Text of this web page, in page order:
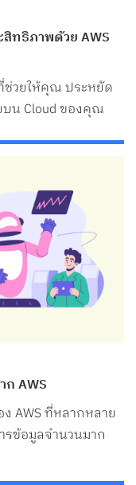
ทธิภาพด้วย AWS
ช่วยให้คุณ ประหยัด
บน Cloud ของคุณ
ก AWS
AWS ที่หลากหลาย
รข้อมูลจำนวนมาก